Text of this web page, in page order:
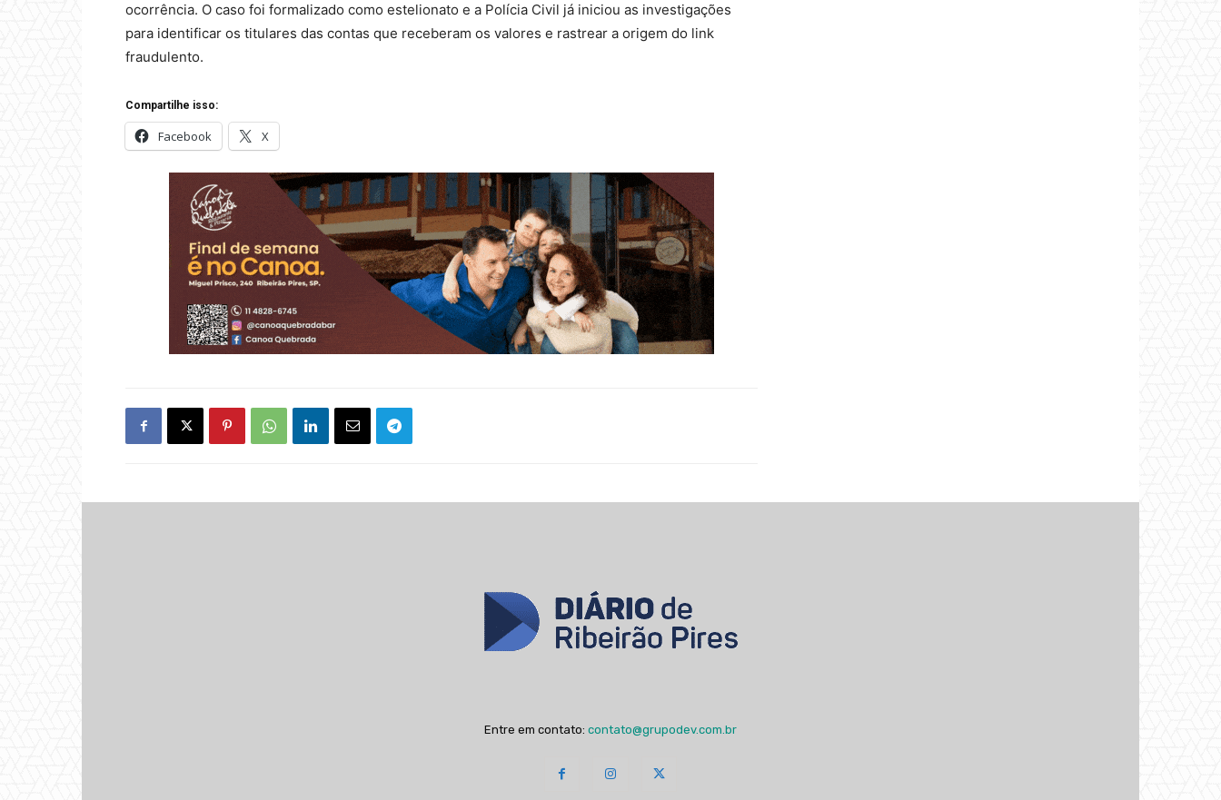
ocorrência. O caso foi formalizado como estelionato e a Polícia Civil já iniciou as investigações
para identificar os titulares das contas que receberam os valores e rastrear a origem do link
fraudulento.
Compartilhe isso:
Facebook X
Entre em contato: contato@grupodev.com.br